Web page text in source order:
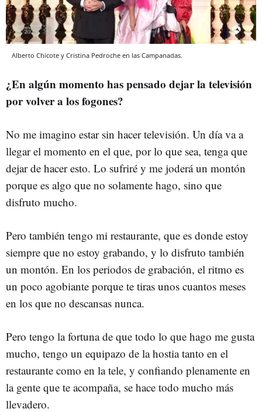
Alberto Chicote y Cristina Pedroche en las Campanadas.
¿En algún momento has pensado dejar la televisión
por volver a los fogones?
No me imagino estar sin hacer televisión. Un día va a
llegar el momento en el que, por lo que sea, tenga que
dejar de hacer esto. Lo sufriré y me joderá un montón
porque es algo que no solamente hago, sino que
disfruto mucho.
Pero también tengo mi restaurante, que es donde estoy
siempre que no estoy grabando, y lo disfruto también
un montón. En los periodos de grabación, el ritmo es
un poco agobiante porque te tiras unos cuantos meses
en los que no descansas nunca.
Pero tengo la fortuna de que todo lo que hago me gusta
mucho, tengo un equipazo de la hostia tanto en el
restaurante como en la tele, y confiando plenamente en
la gente que te acompaña, se hace todo mucho más
llevadero.